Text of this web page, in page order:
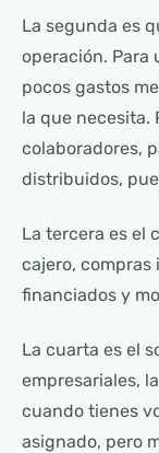
La segunda es
operación. Para
pocos gastos
la que necesita.
colaboradores,
distribuidos,
La tercera es el
cajero, compras
financiados y
La cuarta es el
empresariales,
cuando tienes
asignado, pero